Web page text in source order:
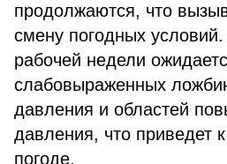
продолжаются, что
смену погодных
рабочей недели
слабовыраженных
давления и областей
давления, что приведет
погоде.